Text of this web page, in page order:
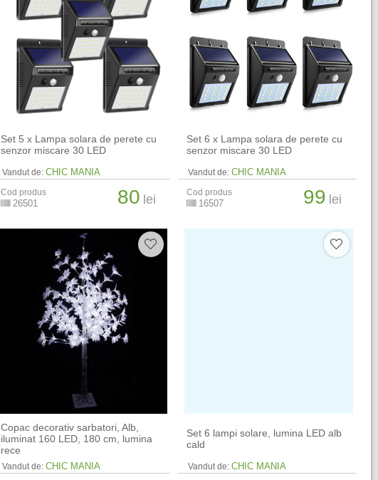
Set 5 x Lampa solara de perete cu
senzor miscare 30 LED
Vandut de: CHIC MANIA
Cod produs
26501 80 lei
Set 6 x Lampa solara de perete cu
senzor miscare 30 LED
Vandut de: CHIC MANIA
Cod produs
16507 99 lei
Copac decorativ sarbatori, Alb,
iluminat 160 LED, 180 cm, lumina
rece
Vandut de: CHIC MANIA
Set 6 lampi solare, lumina LED alb
cald
Vandut de: CHIC MANIA